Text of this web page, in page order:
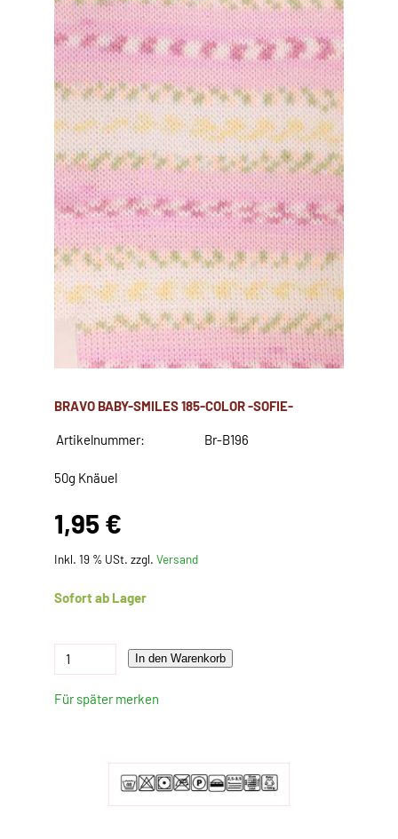
BRAVO BABY-SMILES 185-COLOR -SOFIE-
Artikelnummer: Br-B196
50g Knäuel
1,95 €
Inkl. 19 % USt. zzgl. Versand
Sofort ab Lager
In den Warenkorb
Für später merken